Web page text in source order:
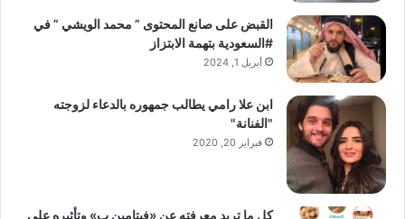
القبض على صانع المحتوى ” محمد الويشي ” في
#السعودية بتهمة الابتزاز
أبريل 1, 2024
ابن علا رامي يطالب جمهوره بالدعاء لزوجته
"الفنانة"
فبراير 20, 2020
كل ما تريد معرفته عن «فيتامين ب» وتأثيره على